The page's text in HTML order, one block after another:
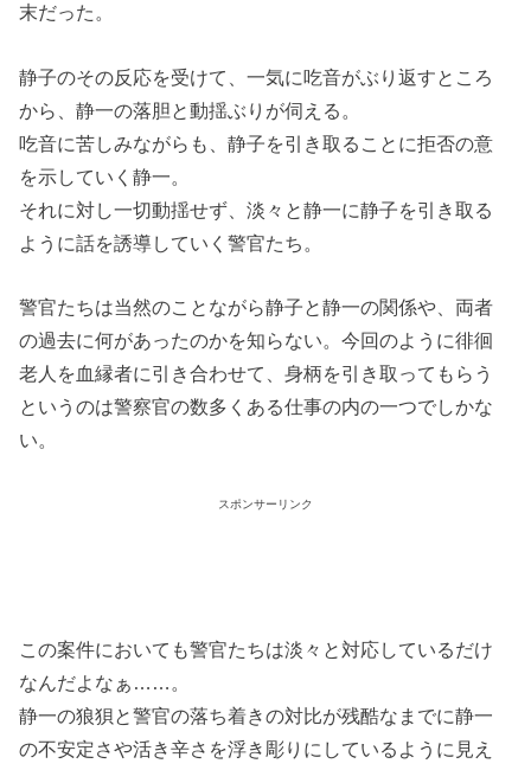
末だった。
静子のその反応を受けて、一気に吃音がぶり返すところ
から、静一の落胆と動揺ぶりが伺える。
吃音に苦しみながらも、静子を引き取ることに拒否の意
を示していく静一。
それに対し一切動揺せず、淡々と静一に静子を引き取る
ように話を誘導していく警官たち。
警官たちは当然のことながら静子と静一の関係や、両者
の過去に何があったのかを知らない。今回のように徘徊
老人を血縁者に引き合わせて、身柄を引き取ってもらう
というのは警察官の数多くある仕事の内の一つでしかな
い。
スポンサーリンク
この案件においても警官たちは淡々と対応しているだけ
なんだよなぁ……。
静一の狼狽と警官の落ち着きの対比が残酷なまでに静一
の不安定さや活き辛さを浮き彫りにしているように見え